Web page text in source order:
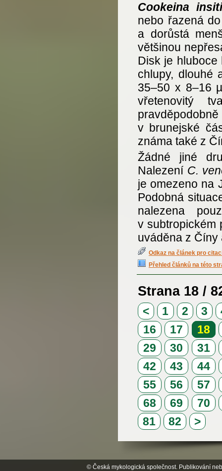
Cookeina
nebo řazená
a dorůstá
většinou
Disk je
chlupy, dlouhé
35–50 x 8–16
vřetenovitý
v brunejské
známa také z
Žádné jiné
Nalezení C.
je omezeno na
Podobná
nalezena
v subtropickém
uváděna z
Odkaz na článek pro
Přehled článků na této
Strana 18 /
< 1 2 3
16
17 18
29
30 31
42
43 44
55
56 57
68
69 70
81
82 >
© Česká mykologická společnost. Publikování